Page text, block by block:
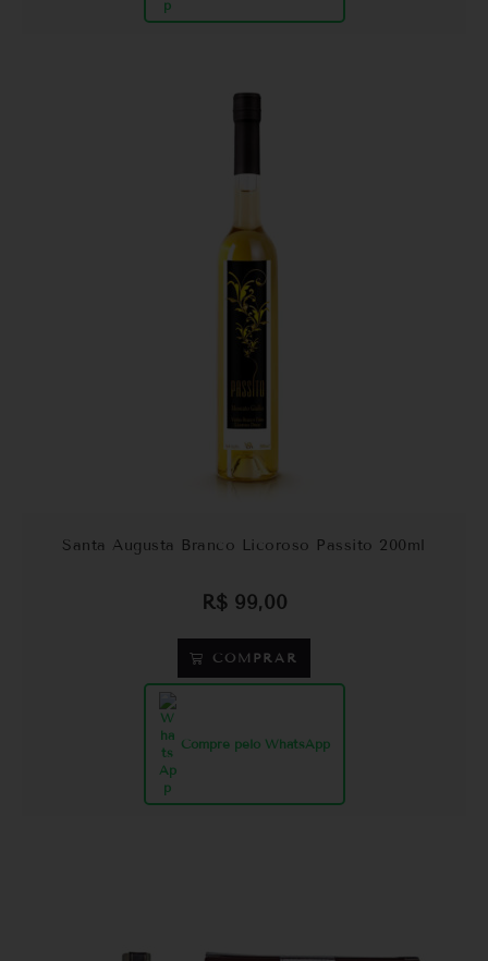
Santa Augusta Branco Licoroso Passito 200ml
R$99,00
COMPRAR
Compre pelo WhatsApp